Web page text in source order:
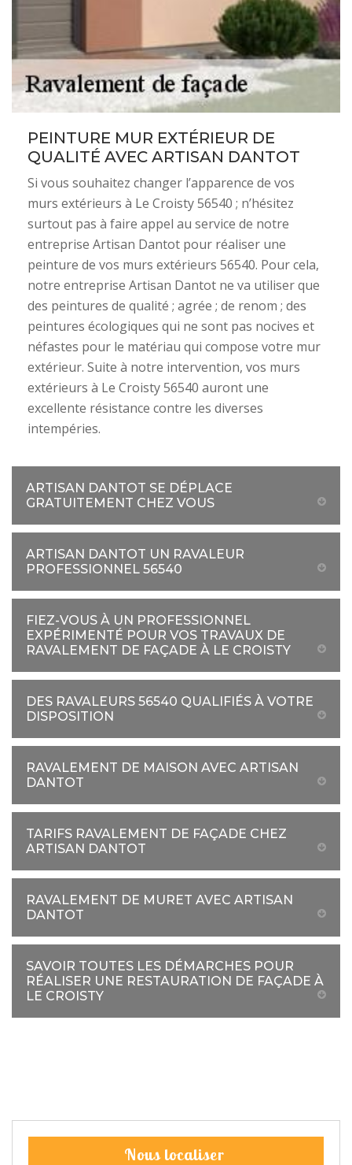
PEINTURE MUR EXTÉRIEUR DE
QUALITÉ AVEC ARTISAN DANTOT
Si vous souhaitez changer l’apparence de vos
murs extérieurs à Le Croisty 56540 ; n’hésitez
surtout pas à faire appel au service de notre
entreprise Artisan Dantot pour réaliser une
peinture de vos murs extérieurs 56540. Pour cela,
notre entreprise Artisan Dantot ne va utiliser que
des peintures de qualité ; agrée ; de renom ; des
peintures écologiques qui ne sont pas nocives et
néfastes pour le matériau qui compose votre mur
extérieur. Suite à notre intervention, vos murs
extérieurs à Le Croisty 56540 auront une
excellente résistance contre les diverses
intempéries.
ARTISAN DANTOT SE DÉPLACE
GRATUITEMENT CHEZ VOUS
ARTISAN DANTOT UN RAVALEUR
PROFESSIONNEL 56540
FIEZ-VOUS À UN PROFESSIONNEL
EXPÉRIMENTÉ POUR VOS TRAVAUX DE
RAVALEMENT DE FAÇADE À LE CROISTY
DES RAVALEURS 56540 QUALIFIÉS À VOTRE
DISPOSITION
RAVALEMENT DE MAISON AVEC ARTISAN
DANTOT
TARIFS RAVALEMENT DE FAÇADE CHEZ
ARTISAN DANTOT
RAVALEMENT DE MURET AVEC ARTISAN
DANTOT
SAVOIR TOUTES LES DÉMARCHES POUR
RÉALISER UNE RESTAURATION DE FAÇADE À
LE CROISTY
Nous localiser